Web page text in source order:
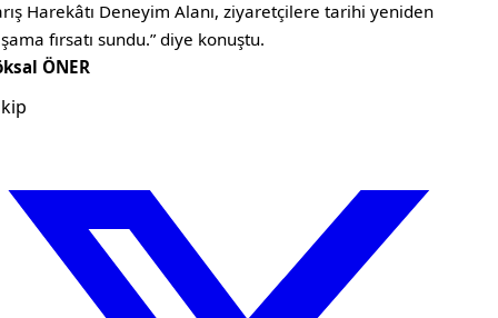
Harekâtı Deneyim Alanı, ziyaretçilere tarihi yeniden
fırsatı sundu.” diye konuştu.
ÖNER